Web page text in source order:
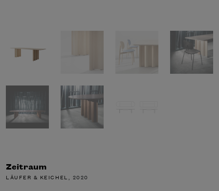
Zeitraum
LÄUFER & KEICHEL, 2020